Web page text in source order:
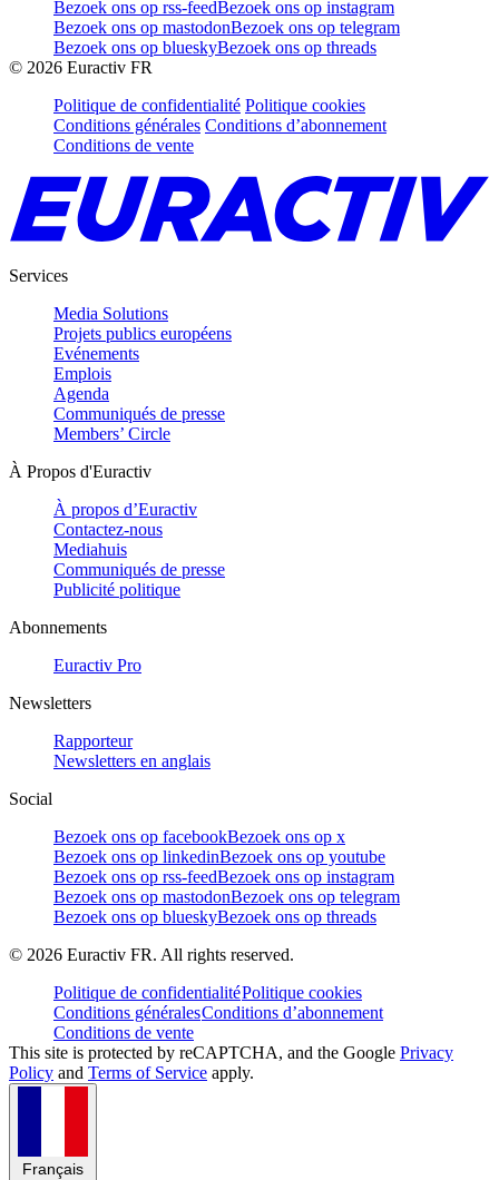
Bezoek ons op rss-feedBezoek ons op instagram
Bezoek ons op mastodonBezoek ons op telegram
Bezoek ons op blueskyBezoek ons op threads
© 2026 Euractiv FR
Politique de confidentialité Politique cookies
Conditions générales Conditions d’abonnement
Conditions de vente
Services
Media Solutions
Projets publics européens
Evénements
Emplois
Agenda
Communiqués de presse
Members’ Circle
À Propos d'Euractiv
À propos d’Euractiv
Contactez-nous
Mediahuis
Communiqués de presse
Publicité politique
Abonnements
Euractiv Pro
Newsletters
Rapporteur
Newsletters en anglais
Social
Bezoek ons op facebookBezoek ons op x
Bezoek ons op linkedinBezoek ons op youtube
Bezoek ons op rss-feedBezoek ons op instagram
Bezoek ons op mastodonBezoek ons op telegram
Bezoek ons op blueskyBezoek ons op threads
© 2026 Euractiv FR. All rights reserved.
Politique de confidentialitéPolitique cookies
Conditions généralesConditions d’abonnement
Conditions de vente
This site is protected by reCAPTCHA, and the Google Privacy
Policy and Terms of Service apply.
Français